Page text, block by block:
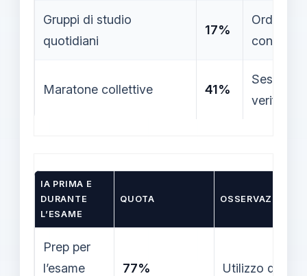
Gruppi di studio
quotidiani
17%
Ordini di
contesti
Maratone collettive 41%
Sessioni
verifiche
IA PRIMA E
DURANTE
L’ESAME
QUOTA OSSERVAZIONI
Prep per
l’esame
77% Utilizzo